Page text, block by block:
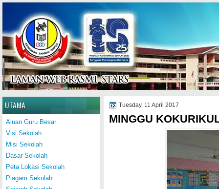
Home
Tuesday, 11 April 2017
MINGGU
UTAMA
Aluan Guru Besar
Visi Sekolah
Misi Sekolah
Dasar Sekolah
Peta Lokasi Sekolah
Piagam Sekolah